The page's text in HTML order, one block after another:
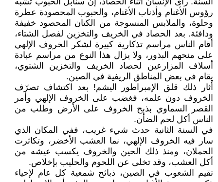
رؤوس الأغنام وأذناب الأغنام، والحبوب المحصودة عطرة
وحلوة، والملابس المنسوجة من الكتان المحصود خفيفة
ودافئة. بعد الحصاد في الخريف والتخزين لفصل الشتاء،
أقام الناس مراسم تذكارية كبيرة لشكر الخروف الإلهي
على منحهم البذور، ولا يزال هذا النوع من مراسم عبادة
أسلاف المزارعين لحصاد الخريف والتخزين الشتوي،
يقام في بعض المناطق الريفية في الصين.
أثار ذلك قلق الإمبراطور اليشم! بعد اكتشاف تصرّف
الخروف دون علمه، فغضب على الخروف الإلهي وأمر
القصر السماوي بذبح الخروف على الأرض وطلب من
الناس أكل لحم الضأن.
في السنة الثانية حدث شيء غريب، ففي المكان الذي
سار فيه الخروف الإلهي، نما العشب الأخضر، وتكاثرت
الحملان، ومنذ ذلك الحين والخروف يكسب عيشه من
أكل العشب، وقد تخلى عن اللحوم والحليب بإخلاص.
تقيم الشعوب في الصين، ذبائح شمعية كل عام لإحياء